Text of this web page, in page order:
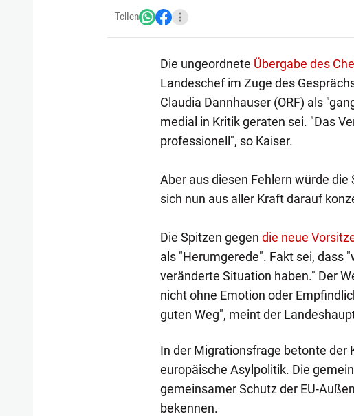
Teilen
Die ungeordnete Übergabe des
Landeschef im Zuge des
Claudia Dannhauser (ORF) als
medial in Kritik geraten sei. "Das
professionell", so Kaiser.
Aber aus diesen Fehlern würde
sich nun aus aller Kraft darauf
Die Spitzen gegen die neue
als "Herumgerede". Fakt sei, dass
veränderte Situation haben." Der
nicht ohne Emotion oder
guten Weg", meint der
In der Migrationsfrage betonte der
europäische Asylpolitik. Die
gemeinsamer Schutz der EU-
bekennen.